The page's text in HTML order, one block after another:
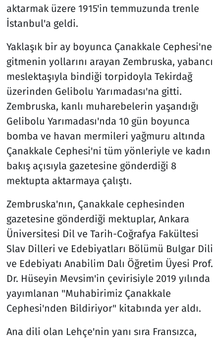
aktarmak üzere 1915'in temmuzunda trenle
İstanbul'a geldi.
Yaklaşık bir ay boyunca Çanakkale Cephesi'ne
gitmenin yollarını arayan Zembruska, yabancı
meslektaşıyla bindiği torpidoyla Tekirdağ
üzerinden Gelibolu Yarımadası'na gitti.
Zembruska, kanlı muharebelerin yaşandığı
Gelibolu Yarımadası'nda 10 gün boyunca
bomba ve havan mermileri yağmuru altında
Çanakkale Cephesi'ni tüm yönleriyle ve kadın
bakış açısıyla gazetesine gönderdiği 8
mektupta aktarmaya çalıştı.
Zembruska'nın, Çanakkale cephesinden
gazetesine gönderdiği mektuplar, Ankara
Üniversitesi Dil ve Tarih-Coğrafya Fakültesi
Slav Dilleri ve Edebiyatları Bölümü Bulgar Dili
ve Edebiyatı Anabilim Dalı Öğretim Üyesi Prof.
Dr. Hüseyin Mevsim'in çevirisiyle 2019 yılında
yayımlanan "Muhabirimiz Çanakkale
Cephesi'nden Bildiriyor" kitabında yer aldı.
Ana dili olan Lehçe'nin yanı sıra Fransızca,